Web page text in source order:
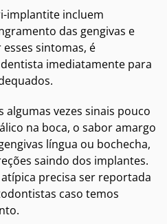
implantite incluem
das gengivas e
sintomas, é
imediatamente para
vezes sinais pouco
na boca, o sabor amargo
língua ou bochecha,
saindo dos implantes.
precisa ser reportada
caso temos